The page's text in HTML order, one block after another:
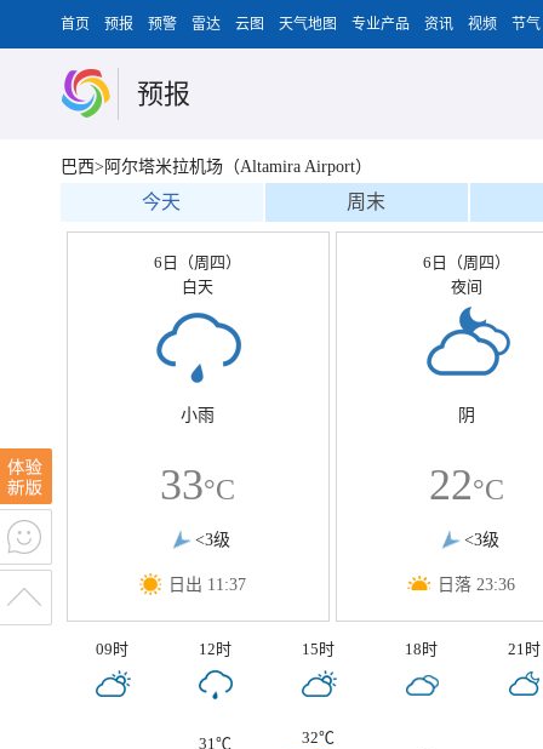
首页 预报 预警 雷达 云图 天气地图 专业产品 资讯 视频 节气
预报
巴西>阿尔塔米拉机场（Altamira Airport）
今天 周末
6日（周四）
白天
小雨
33°C
<3级
日出 11:37
6日（周四）
夜间
阴
22°C
<3级
日落 23:36
09时 12时 15时 18时 21时
31℃
32℃